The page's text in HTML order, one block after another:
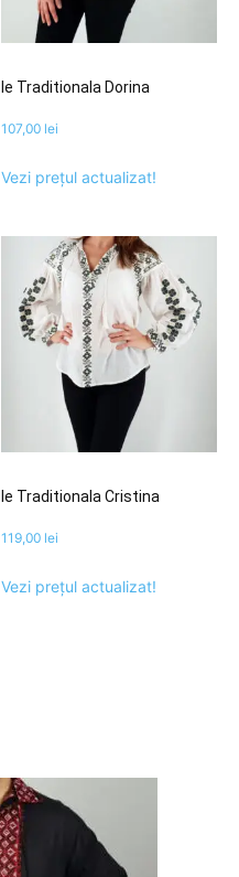
Ie Traditionala Dorina
107,00 lei
Vezi prețul actualizat!
Ie Traditionala Cristina
119,00 lei
Vezi prețul actualizat!